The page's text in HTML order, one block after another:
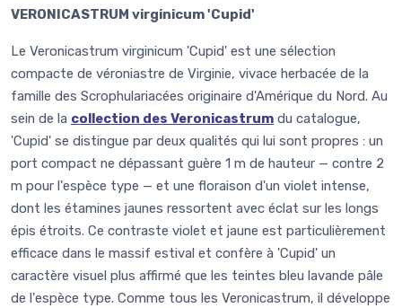
VERONICASTRUM virginicum 'Cupid'
Le Veronicastrum virginicum 'Cupid' est une sélection
compacte de véroniastre de Virginie, vivace herbacée de la
famille des Scrophulariacées originaire d'Amérique du Nord. Au
sein de la collection des Veronicastrum du catalogue,
'Cupid' se distingue par deux qualités qui lui sont propres : un
port compact ne dépassant guère 1 m de hauteur — contre 2
m pour l'espèce type — et une floraison d'un violet intense,
dont les étamines jaunes ressortent avec éclat sur les longs
épis étroits. Ce contraste violet et jaune est particulièrement
efficace dans le massif estival et confère à 'Cupid' un
caractère visuel plus affirmé que les teintes bleu lavande pâle
de l'espèce type. Comme tous les Veronicastrum, il développe